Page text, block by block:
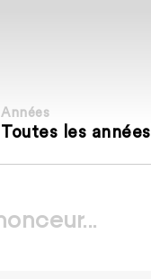
Années
Toutes les années